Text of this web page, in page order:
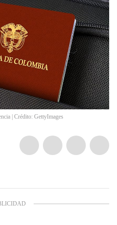
| Crédito: GettyImages